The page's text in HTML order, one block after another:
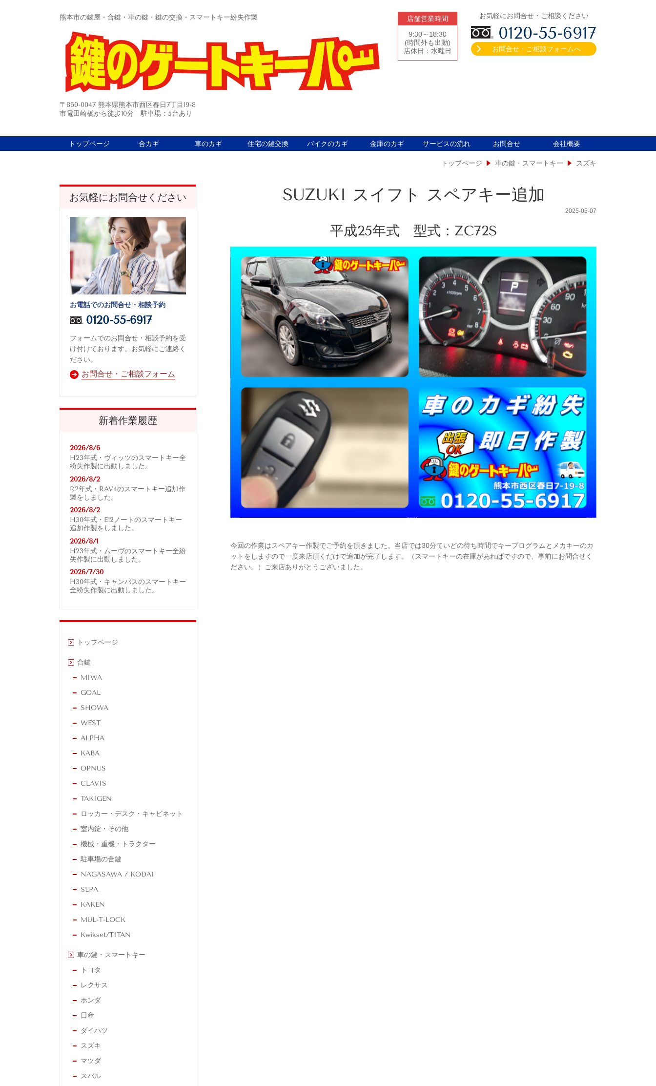
熊本市の鍵屋・合鍵・車の鍵・鍵の交換・スマートキー紛失作製
〒860-0047 熊本県熊本市西区春日7丁目19-8
市電田崎橋から徒歩10分 駐車場：5台あり
店舗営業時間
9:30～18:30
(時間外も出動)
店休日：水曜日
お気軽にお問合せ・ご相談ください
0120-55-6917
お問合せ・ご相談フォームへ
トップページ 合カギ 車のカギ 住宅の鍵交換 バイクのカギ 金庫のカギ サービスの流れ お問合せ 会社概要
トップページ 車の鍵・スマートキー スズキ
SUZUKI スイフト スペアキー追加
2025-05-07
平成25年式 型式：ZC72S
今回の作業はスペアキー作製でご予約を頂きました。当店では30分ていどの待ち時間でキープログラムとメカキーのカ
ットをしますので一度来店頂くだけで追加が完了します。（スマートキーの在庫があればですので、事前にお問合せく
ださい。）ご来店ありがとうございました。
お気軽にお問合せください
お電話でのお問合せ・相談予約
0120-55-6917
フォームでのお問合せ・相談予約を受
け付けております。お気軽にご連絡く
ださい。
お問合せ・ご相談フォーム
新着作業履歴
2026/8/6
H23年式・ヴィッツのスマートキー全
紛失作製に出動しました。
2026/8/2
R2年式・RAV4のスマートキー追加作
製をしました。
2026/8/2
H30年式・E12ノートのスマートキー
追加作製をしました。
2026/8/1
H23年式・ムーヴのスマートキー全紛
失作製に出動しました。
2026/7/30
H30年式・キャンバスのスマートキー
全紛失作製に出動しました。
トップページ
合鍵
MIWA
GOAL
SHOWA
WEST
ALPHA
KABA
OPNUS
CLAVIS
TAKIGEN
ロッカー・デスク・キャビネット
室内錠・その他
機械・重機・トラクター
駐車場の合鍵
NAGASAWA / KODAI
SEPA
KAKEN
MUL-T-LOCK
Kwikset/TITAN
車の鍵・スマートキー
トヨタ
レクサス
ホンダ
日産
ダイハツ
スズキ
マツダ
スバル